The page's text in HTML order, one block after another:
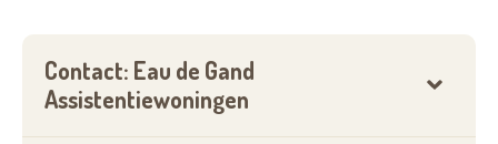
door de chef kok bereid.
Contact: Eau de Gand
Assistentiewoningen